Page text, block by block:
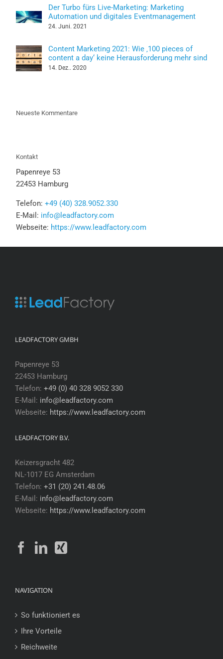
Der Turbo fürs Live-Marketing: Marketing
Automation und digitales Eventmanagement
24. Juni. 2021
Content Marketing 2021: Wie ‚100 pieces of
content a day‘ keine Herausforderung mehr sind
14. Dez.. 2020
Neueste Kommentare
Kontakt
Papenreye 53
22453 Hamburg
Telefon: +49 (40) 328.9052.330
E-Mail: info@leadfactory.com
Webseite: https://www.leadfactory.com
LEADFACTORY GMBH
Papenreye 53
22453 Hamburg
Telefon: +49 (0) 40 328 9052 330
E-Mail: info@leadfactory.com
Webseite: https://www.leadfactory.com
LEADFACTORY B.V.
Keizersgracht 482
NL-1017 EG Amsterdam
Telefon: +31 (20) 241.48.06
E-Mail: info@leadfactory.com
Webseite: https://www.leadfactory.com
NAVIGATION
So funktioniert es
Ihre Vorteile
Reichweite